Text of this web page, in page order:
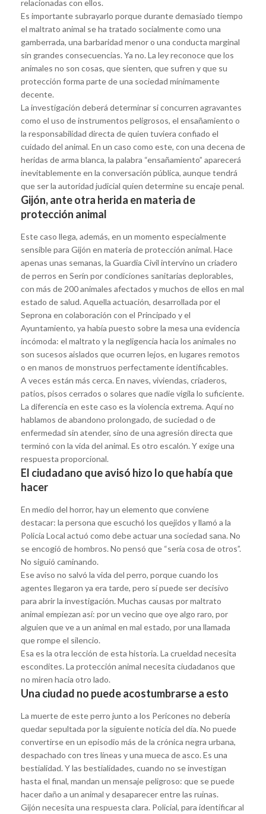
relacionadas con ellos.
Es importante subrayarlo porque durante demasiado tiempo
el maltrato animal se ha tratado socialmente como una
gamberrada, una barbaridad menor o una conducta marginal
sin grandes consecuencias. Ya no. La ley reconoce que los
animales no son cosas, que sienten, que sufren y que su
protección forma parte de una sociedad mínimamente
decente.
La investigación deberá determinar si concurren agravantes
como el uso de instrumentos peligrosos, el ensañamiento o
la responsabilidad directa de quien tuviera confiado el
cuidado del animal. En un caso como este, con una decena de
heridas de arma blanca, la palabra “ensañamiento” aparecerá
inevitablemente en la conversación pública, aunque tendrá
que ser la autoridad judicial quien determine su encaje penal.
Gijón, ante otra herida en materia de
protección animal
Este caso llega, además, en un momento especialmente
sensible para Gijón en materia de protección animal. Hace
apenas unas semanas, la Guardia Civil intervino un criadero
de perros en Serín por condiciones sanitarias deplorables,
con más de 200 animales afectados y muchos de ellos en mal
estado de salud. Aquella actuación, desarrollada por el
Seprona en colaboración con el Principado y el
Ayuntamiento, ya había puesto sobre la mesa una evidencia
incómoda: el maltrato y la negligencia hacia los animales no
son sucesos aislados que ocurren lejos, en lugares remotos
o en manos de monstruos perfectamente identificables.
A veces están más cerca. En naves, viviendas, criaderos,
patios, pisos cerrados o solares que nadie vigila lo suficiente.
La diferencia en este caso es la violencia extrema. Aquí no
hablamos de abandono prolongado, de suciedad o de
enfermedad sin atender, sino de una agresión directa que
terminó con la vida del animal. Es otro escalón. Y exige una
respuesta proporcional.
El ciudadano que avisó hizo lo que había que
hacer
En medio del horror, hay un elemento que conviene
destacar: la persona que escuchó los quejidos y llamó a la
Policía Local actuó como debe actuar una sociedad sana. No
se encogió de hombros. No pensó que “sería cosa de otros”.
No siguió caminando.
Ese aviso no salvó la vida del perro, porque cuando los
agentes llegaron ya era tarde, pero sí puede ser decisivo
para abrir la investigación. Muchas causas por maltrato
animal empiezan así: por un vecino que oye algo raro, por
alguien que ve a un animal en mal estado, por una llamada
que rompe el silencio.
Esa es la otra lección de esta historia. La crueldad necesita
escondites. La protección animal necesita ciudadanos que
no miren hacia otro lado.
Una ciudad no puede acostumbrarse a esto
La muerte de este perro junto a los Pericones no debería
quedar sepultada por la siguiente noticia del día. No puede
convertirse en un episodio más de la crónica negra urbana,
despachado con tres líneas y una mueca de asco. Es una
bestialidad. Y las bestialidades, cuando no se investigan
hasta el final, mandan un mensaje peligroso: que se puede
hacer daño a un animal y desaparecer entre las ruinas.
Gijón necesita una respuesta clara. Policial, para identificar al